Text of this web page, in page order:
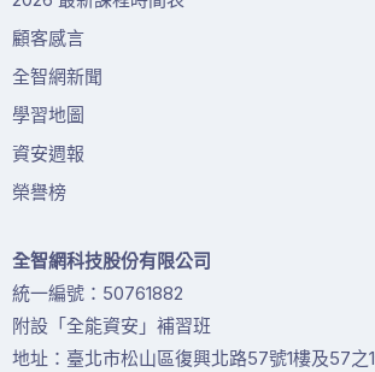
顧客感言
全智網新聞
學習地圖
資安週報
榮譽榜
全智網科技股份有限公司
統一編號：50761882
附設「全能資安」補習班
地址：臺北市松山區復興北路57號1樓及57之